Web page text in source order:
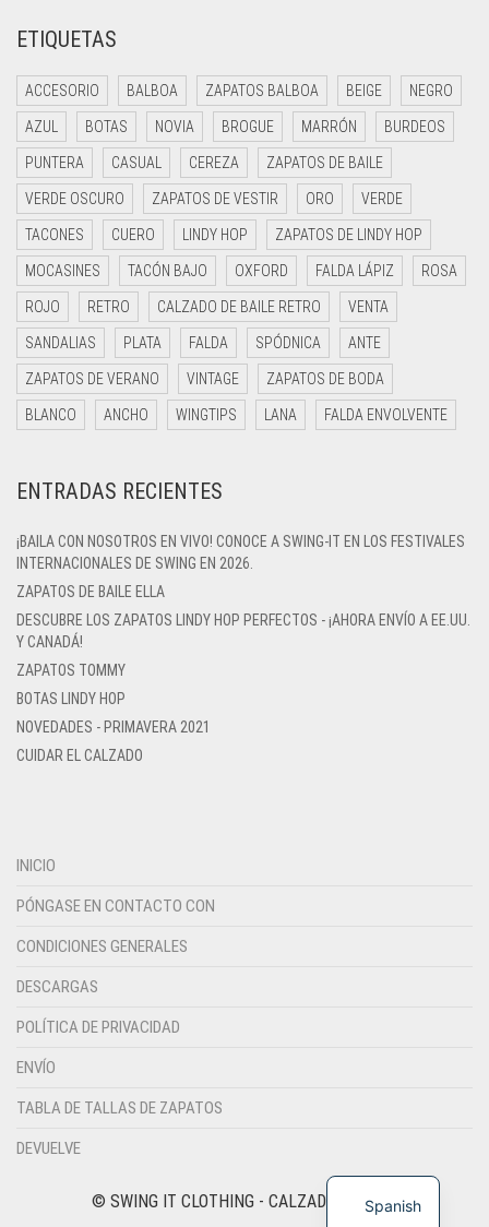
ETIQUETAS
ACCESORIO BALBOA ZAPATOS BALBOA BEIGE NEGRO
AZUL BOTAS NOVIA BROGUE MARRÓN BURDEOS
PUNTERA CASUAL CEREZA ZAPATOS DE BAILE
VERDE OSCURO ZAPATOS DE VESTIR ORO VERDE
TACONES CUERO LINDY HOP ZAPATOS DE LINDY HOP
MOCASINES TACÓN BAJO OXFORD FALDA LÁPIZ ROSA
ROJO RETRO CALZADO DE BAILE RETRO VENTA
SANDALIAS PLATA FALDA SPÓDNICA ANTE
ZAPATOS DE VERANO VINTAGE ZAPATOS DE BODA
BLANCO ANCHO WINGTIPS LANA FALDA ENVOLVENTE
ENTRADAS RECIENTES
¡BAILA CON NOSOTROS EN VIVO! CONOCE A SWING-IT EN LOS FESTIVALES
INTERNACIONALES DE SWING EN 2026.
ZAPATOS DE BAILE ELLA
DESCUBRE LOS ZAPATOS LINDY HOP PERFECTOS - ¡AHORA ENVÍO A EE.UU.
Y CANADÁ!
ZAPATOS TOMMY
BOTAS LINDY HOP
NOVEDADES - PRIMAVERA 2021
CUIDAR EL CALZADO
INICIO
PÓNGASE EN CONTACTO CON
CONDICIONES GENERALES
DESCARGAS
POLÍTICA DE PRIVACIDAD
ENVÍO
TABLA DE TALLAS DE ZAPATOS
DEVUELVE
© SWING IT CLOTHING - CALZADO Y MODA
Spanish